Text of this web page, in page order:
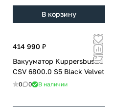
В корзину
414 990 ₽
Вакууматор Kuppersbusch
CSV 6800.0 S5 Black Velvet
0 0 В наличии